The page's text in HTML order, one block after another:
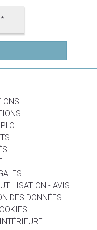
*
- AVIS
DES DONNÉES